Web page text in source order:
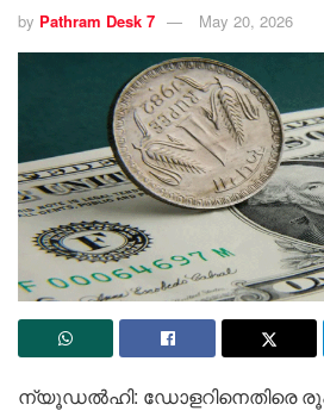
by Pathram Desk 7 May 20, 2026
ന്യൂഡൽഹി: ഡോളറിനെതിരെ